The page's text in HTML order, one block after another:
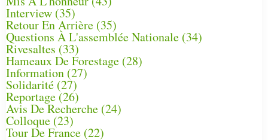
Interview (35)
Retour En Arrière (35)
Questions À L'assemblée Nationale (34)
Rivesaltes (33)
Hameaux De Forestage (28)
Information (27)
Solidarité (27)
Reportage(26)
Avis De Recherche (24)
Colloque (23)
Tour De France (22)